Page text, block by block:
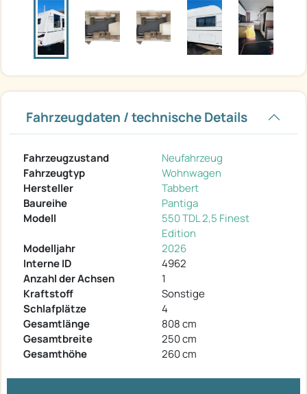
Fahrzeugdaten / technische Details
Fahrzeugzustand
Neufahrzeug
Fahrzeugtyp
Wohnwagen
Hersteller
Tabbert
Baureihe
Pantiga
Modell
550 TDL 2,5 Finest
Edition
Modelljahr
2026
Interne ID
4962
Anzahl der Achsen
1
Kraftstoff
Sonstige
Schlafplätze
4
Gesamtlänge
808 cm
Gesamtbreite
250 cm
Gesamthöhe
260 cm